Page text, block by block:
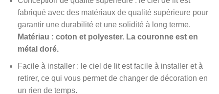
fabriqué avec des matériaux de qualité supérieure pour
garantir une durabilité et une solidité à long terme.
Matériau : coton et polyester. La couronne est en
métal doré.
Facile à installer : le ciel de lit est facile à installer et à
retirer, ce qui vous permet de changer de décoration en
un rien de temps.